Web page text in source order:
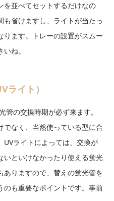
並べてセットするだけなの
省けますし、ライトが当たっ
ります。トレーの設置がスムー
ね。
イト）
管の交換時期が必ず来ます。
なく、当然使っている型に合
UVライトによっては、交換が
いといけなかったり使える蛍光
りますので、替えの蛍光管を
のも重要なポイントです。事前